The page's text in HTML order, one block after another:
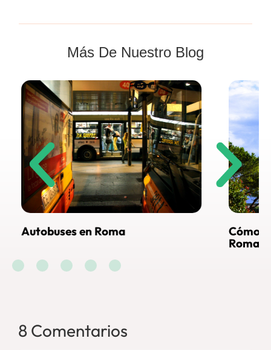
Más De Nuestro Blog
Cómo llegar al Vaticano desde
8 Comentarios